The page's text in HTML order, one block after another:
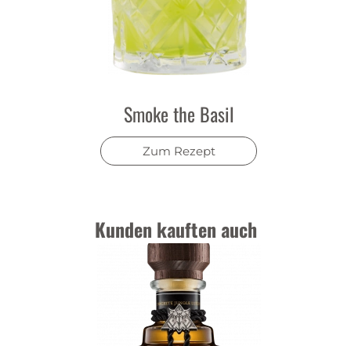
Smoke the Basil
Zum Rezept
Kunden kauften auch